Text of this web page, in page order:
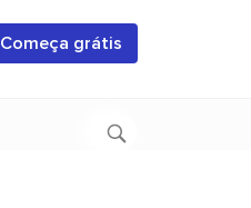
Começa grátis